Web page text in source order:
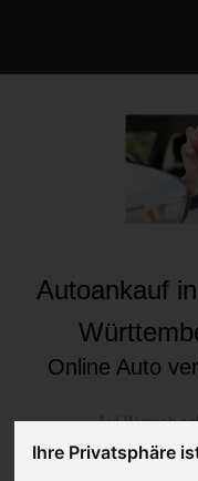
Ihre Privatsphäre
Autoankauf
Online Auto
Auf Wunsch